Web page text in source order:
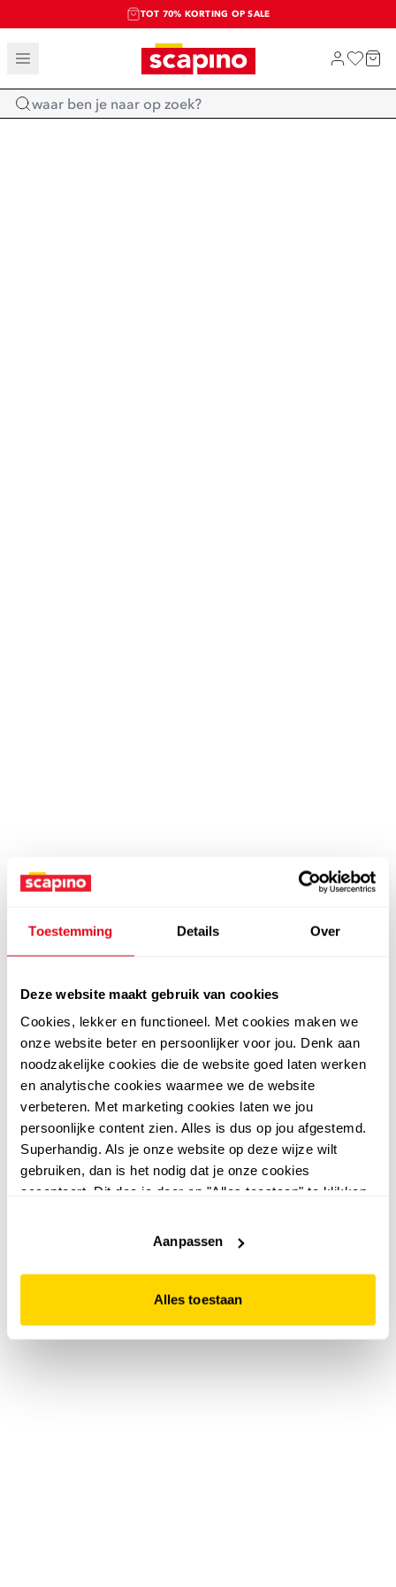
Toestemming Details Over
Deze website maakt gebruik van cookies
Cookies, lekker en functioneel. Met cookies maken we
onze website beter en persoonlijker voor jou. Denk aan
noodzakelijke cookies die de website goed laten werken
en analytische cookies waarmee we de website
verbeteren. Met marketing cookies laten we jou
persoonlijke content zien. Alles is dus op jou afgestemd.
Superhandig. Als je onze website op deze wijze wilt
gebruiken, dan is het nodig dat je onze cookies
accepteert. Dit doe je door op "Alles toestaan" te klikken.
website niet optimaal functioneert.
Aanpassen
Alles toestaan
TOT 70% KORTING OP SALE
SALE: LAATSTE KANS!
SHOP NIEUW
Home